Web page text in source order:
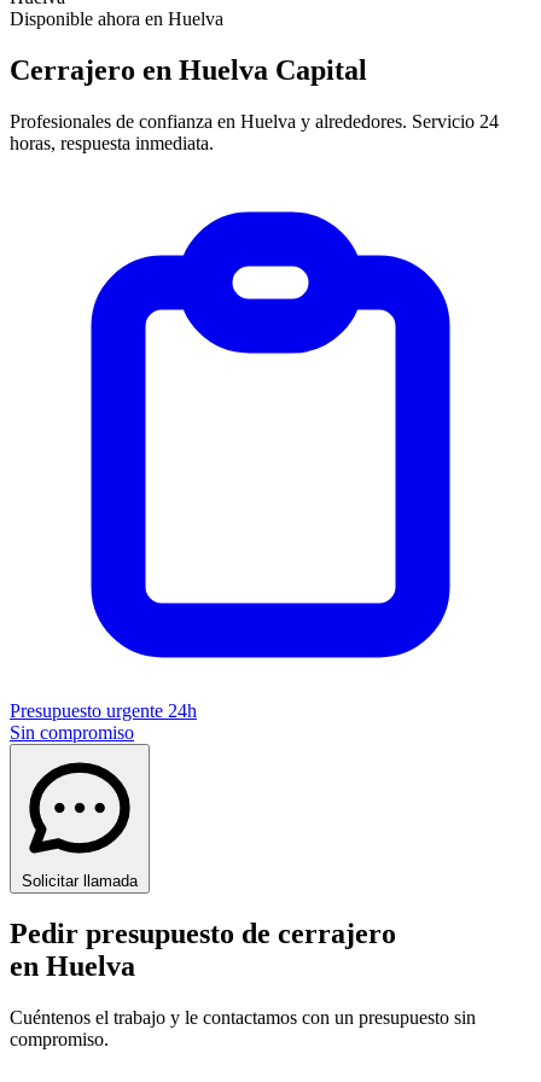
Disponible ahora en Huelva
Cerrajero en Huelva Capital
Profesionales de confianza en Huelva y alrededores. Servicio 24
horas, respuesta inmediata.
Presupuesto urgente 24h
Sin compromiso
Solicitar llamada
Pedir presupuesto de cerrajero
en Huelva
Cuéntenos el trabajo y le contactamos con un presupuesto sin
compromiso.